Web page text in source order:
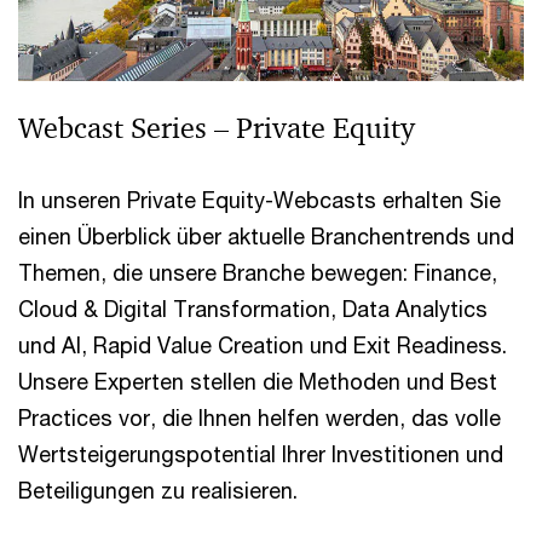
Webcast Series – Private Equity
In unseren Private Equity-Webcasts erhalten Sie
einen Überblick über aktuelle Branchentrends und
Themen, die unsere Branche bewegen: Finance,
Cloud & Digital Transformation, Data Analytics
und AI, Rapid Value Creation und Exit Readiness.
Unsere Experten stellen die Methoden und Best
Practices vor, die Ihnen helfen werden, das volle
Wertsteigerungspotential Ihrer Investitionen und
Beteiligungen zu realisieren.